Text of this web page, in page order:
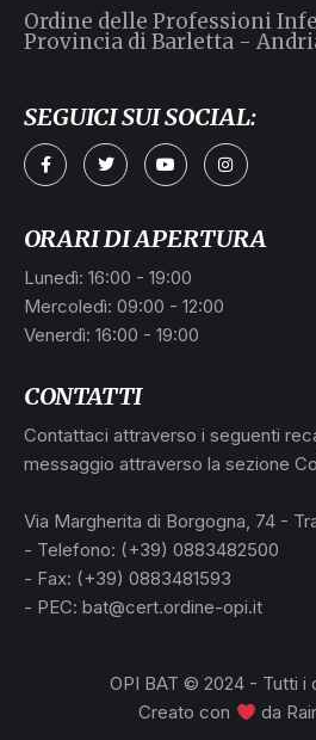
CONTATTI
Contattaci attraverso i seguenti
messaggio attraverso la sezione
Via Margherita di Borgogna, 74 -
- Telefono: (+39) 0883482500
- Fax: (+39) 0883481593
- PEC: bat@cert.ordine-opi.it
ORARI DI APERTURA
Lunedì: 16:00 - 19:00
Mercoledì: 09:00 - 12:00
Venerdì: 16:00 - 19:00
Ordine delle Professioni
Provincia di Barletta -
SEGUICI SUI SOCIAL:
OPI BAT © 2024 - Tutti i
Creato con
da